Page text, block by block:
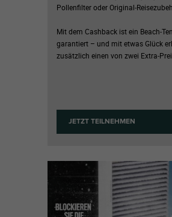
Pollenfilter oder
Mit dem Cashback ist ein
garantiert – und mit etwas Glück
zusätzlich einen von zwei
JETZT TEILNEHMEN